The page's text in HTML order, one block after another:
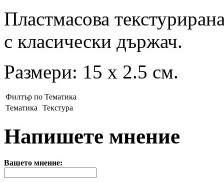
Пластмасова
с класически държач.
Размери: 15 х 2.5 см.
Филтър по Тематика
Тематика Текстура
Напишете мнение
Вашето мнение: